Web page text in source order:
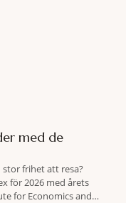
med de
frihet att resa?
för 2026 med årets
for Economics and